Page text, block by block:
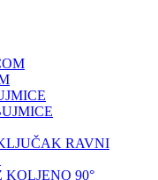
RAVNI
90°